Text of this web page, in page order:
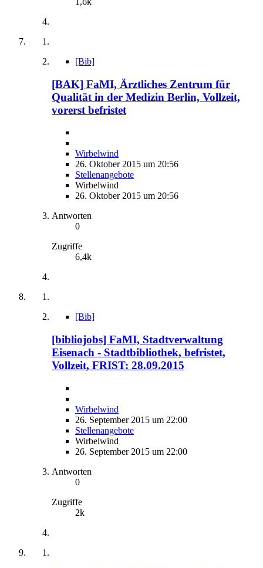
[Bib]
[BAK] FaMI, Ärztliches Zentrum für
Qualität in der Medizin Berlin, Vollzeit,
vorerst befristet
Wirbelwind
26. Oktober 2015 um 20:56
Stellenangebote
Wirbelwind
26. Oktober 2015 um 20:56
Antworten
0
Zugriffe
6,4k
[Bib]
[bibliojobs] FaMI, Stadtverwaltung
Eisenach - Stadtbibliothek, befristet,
Vollzeit, FRIST: 28.09.2015
Wirbelwind
26. September 2015 um 22:00
Stellenangebote
Wirbelwind
26. September 2015 um 22:00
Antworten
0
Zugriffe
2k